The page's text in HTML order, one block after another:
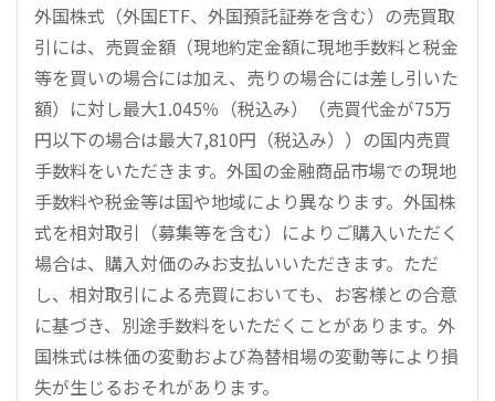
外国株式（外国ETF、外国預託証券を含む）の売買取
引には、売買金額（現地約定金額に現地手数料と税金
等を買いの場合には加え、売りの場合には差し引いた
額）に対し最大1.045％（税込み）（売買代金が75万
円以下の場合は最大7,810円（税込み））の国内売買
手数料をいただきます。外国の金融商品市場での現地
手数料や税金等は国や地域により異なります。外国株
式を相対取引（募集等を含む）によりご購入いただく
場合は、購入対価のみお支払いいただきます。ただ
し、相対取引による売買においても、お客様との合意
に基づき、別途手数料をいただくことがあります。外
国株式は株価の変動および為替相場の変動等により損
失が生じるおそれがあります。